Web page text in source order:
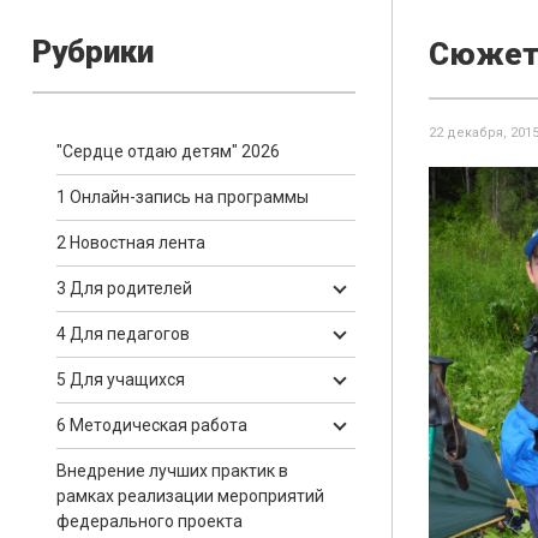
Рубрики
"Сердце отдаю детям" 2026
1 Онлайн-запись на программы
2 Новостная лента
3 Для родителей
4 Для педагогов
5 Для учащихся
6 Методическая работа
Внедрение лучших практик в
рамках реализации мероприятий
федерального проекта
Сюжет
22 декабря, 2015